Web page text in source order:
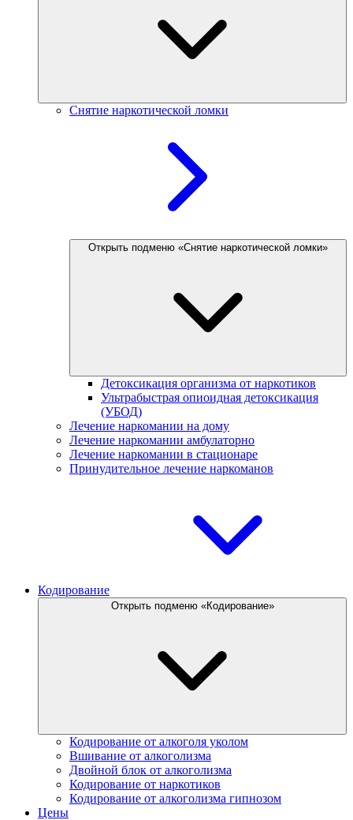
Снятие наркотической ломки
Открыть подменю «Снятие наркотической ломки»
Детоксикация организма от наркотиков
Ультрабыстрая опиоидная детоксикация
(УБОД)
Лечение наркомании на дому
Лечение наркомании амбулаторно
Лечение наркомании в стационаре
Принудительное лечение наркоманов
Кодирование
Открыть подменю «Кодирование»
Кодирование от алкоголя уколом
Вшивание от алкоголизма
Двойной блок от алкоголизма
Кодирование от наркотиков
Кодирование от алкоголизма гипнозом
Цены